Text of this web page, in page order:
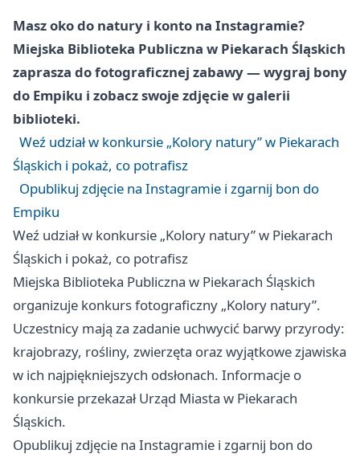
Masz oko do natury i konto na Instagramie?
Miejska Biblioteka Publiczna w Piekarach Śląskich
zaprasza do fotograficznej zabawy — wygraj bony
do Empiku i zobacz swoje zdjęcie w galerii
biblioteki.
Weź udział w konkursie „Kolory natury” w Piekarach
Śląskich i pokaż, co potrafisz
Opublikuj zdjęcie na Instagramie i zgarnij bon do
Empiku
Weź udział w konkursie „Kolory natury” w Piekarach
Śląskich i pokaż, co potrafisz
Miejska Biblioteka Publiczna w Piekarach Śląskich
organizuje konkurs fotograficzny „Kolory natury”.
Uczestnicy mają za zadanie uchwycić barwy przyrody:
krajobrazy, rośliny, zwierzęta oraz wyjątkowe zjawiska
w ich najpiękniejszych odsłonach. Informacje o
konkursie przekazał Urząd Miasta w Piekarach
Śląskich.
Opublikuj zdjęcie na Instagramie i zgarnij bon do